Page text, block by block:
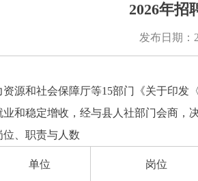
2026年招
发布日期：
资源和社会保障厅等15部门《关于印发
和稳定增收，经与县人社部门会商，
位、职责与人数
单位 岗位